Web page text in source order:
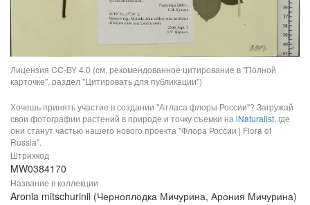
Лицензия CC-BY 4.0 (см. рекомендованное цитирование в "Полной
карточке", раздел "Цитировать для публикации")
Хочешь принять участие в создании "Атласа флоры России"? Загружай
свои фотографии растений в природе и точку съемки на iNaturalist, где
они станут частью нашего нового проекта "Флора России | Flora of
Russia".
Штрихкод
MW0384170
Название в коллекции
Aronia mitschurinii (Черноплодка Мичурина, Арония Мичурина)